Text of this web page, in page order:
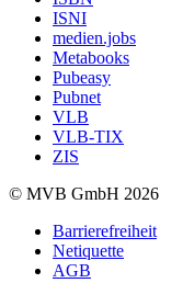
ISNI
medien.jobs
Metabooks
Pubeasy
Pubnet
VLB
VLB-TIX
ZIS
© MVB GmbH 2026
Barrierefreiheit
Netiquette
AGB